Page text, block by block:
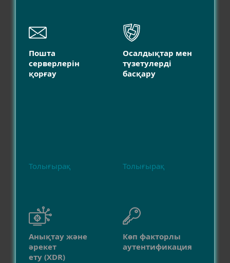
Пошта
серверлерін
қорғау
Толығырақ
Осалдықтар мен
түзетулерді
басқару
Толығырақ
Анықтау және
әрекет
ету (XDR)
Көп факторлы
аутентификация